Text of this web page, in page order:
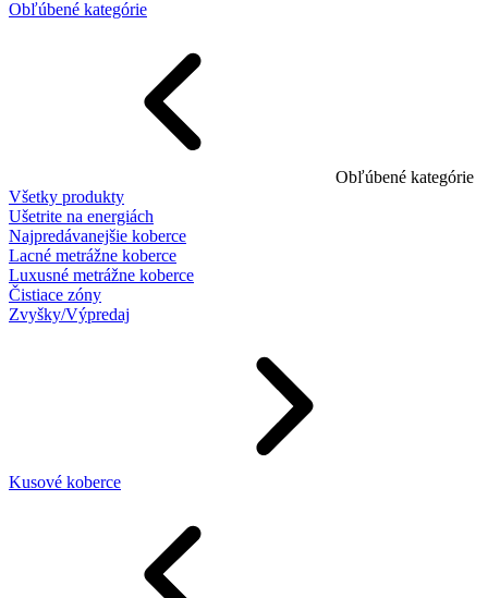
Obľúbené kategórie
Obľúbené kategórie
Všetky produkty
Ušetrite na energiách
Najpredávanejšie koberce
Lacné metrážne koberce
Luxusné metrážne koberce
Čistiace zóny
Zvyšky/Výpredaj
Kusové koberce